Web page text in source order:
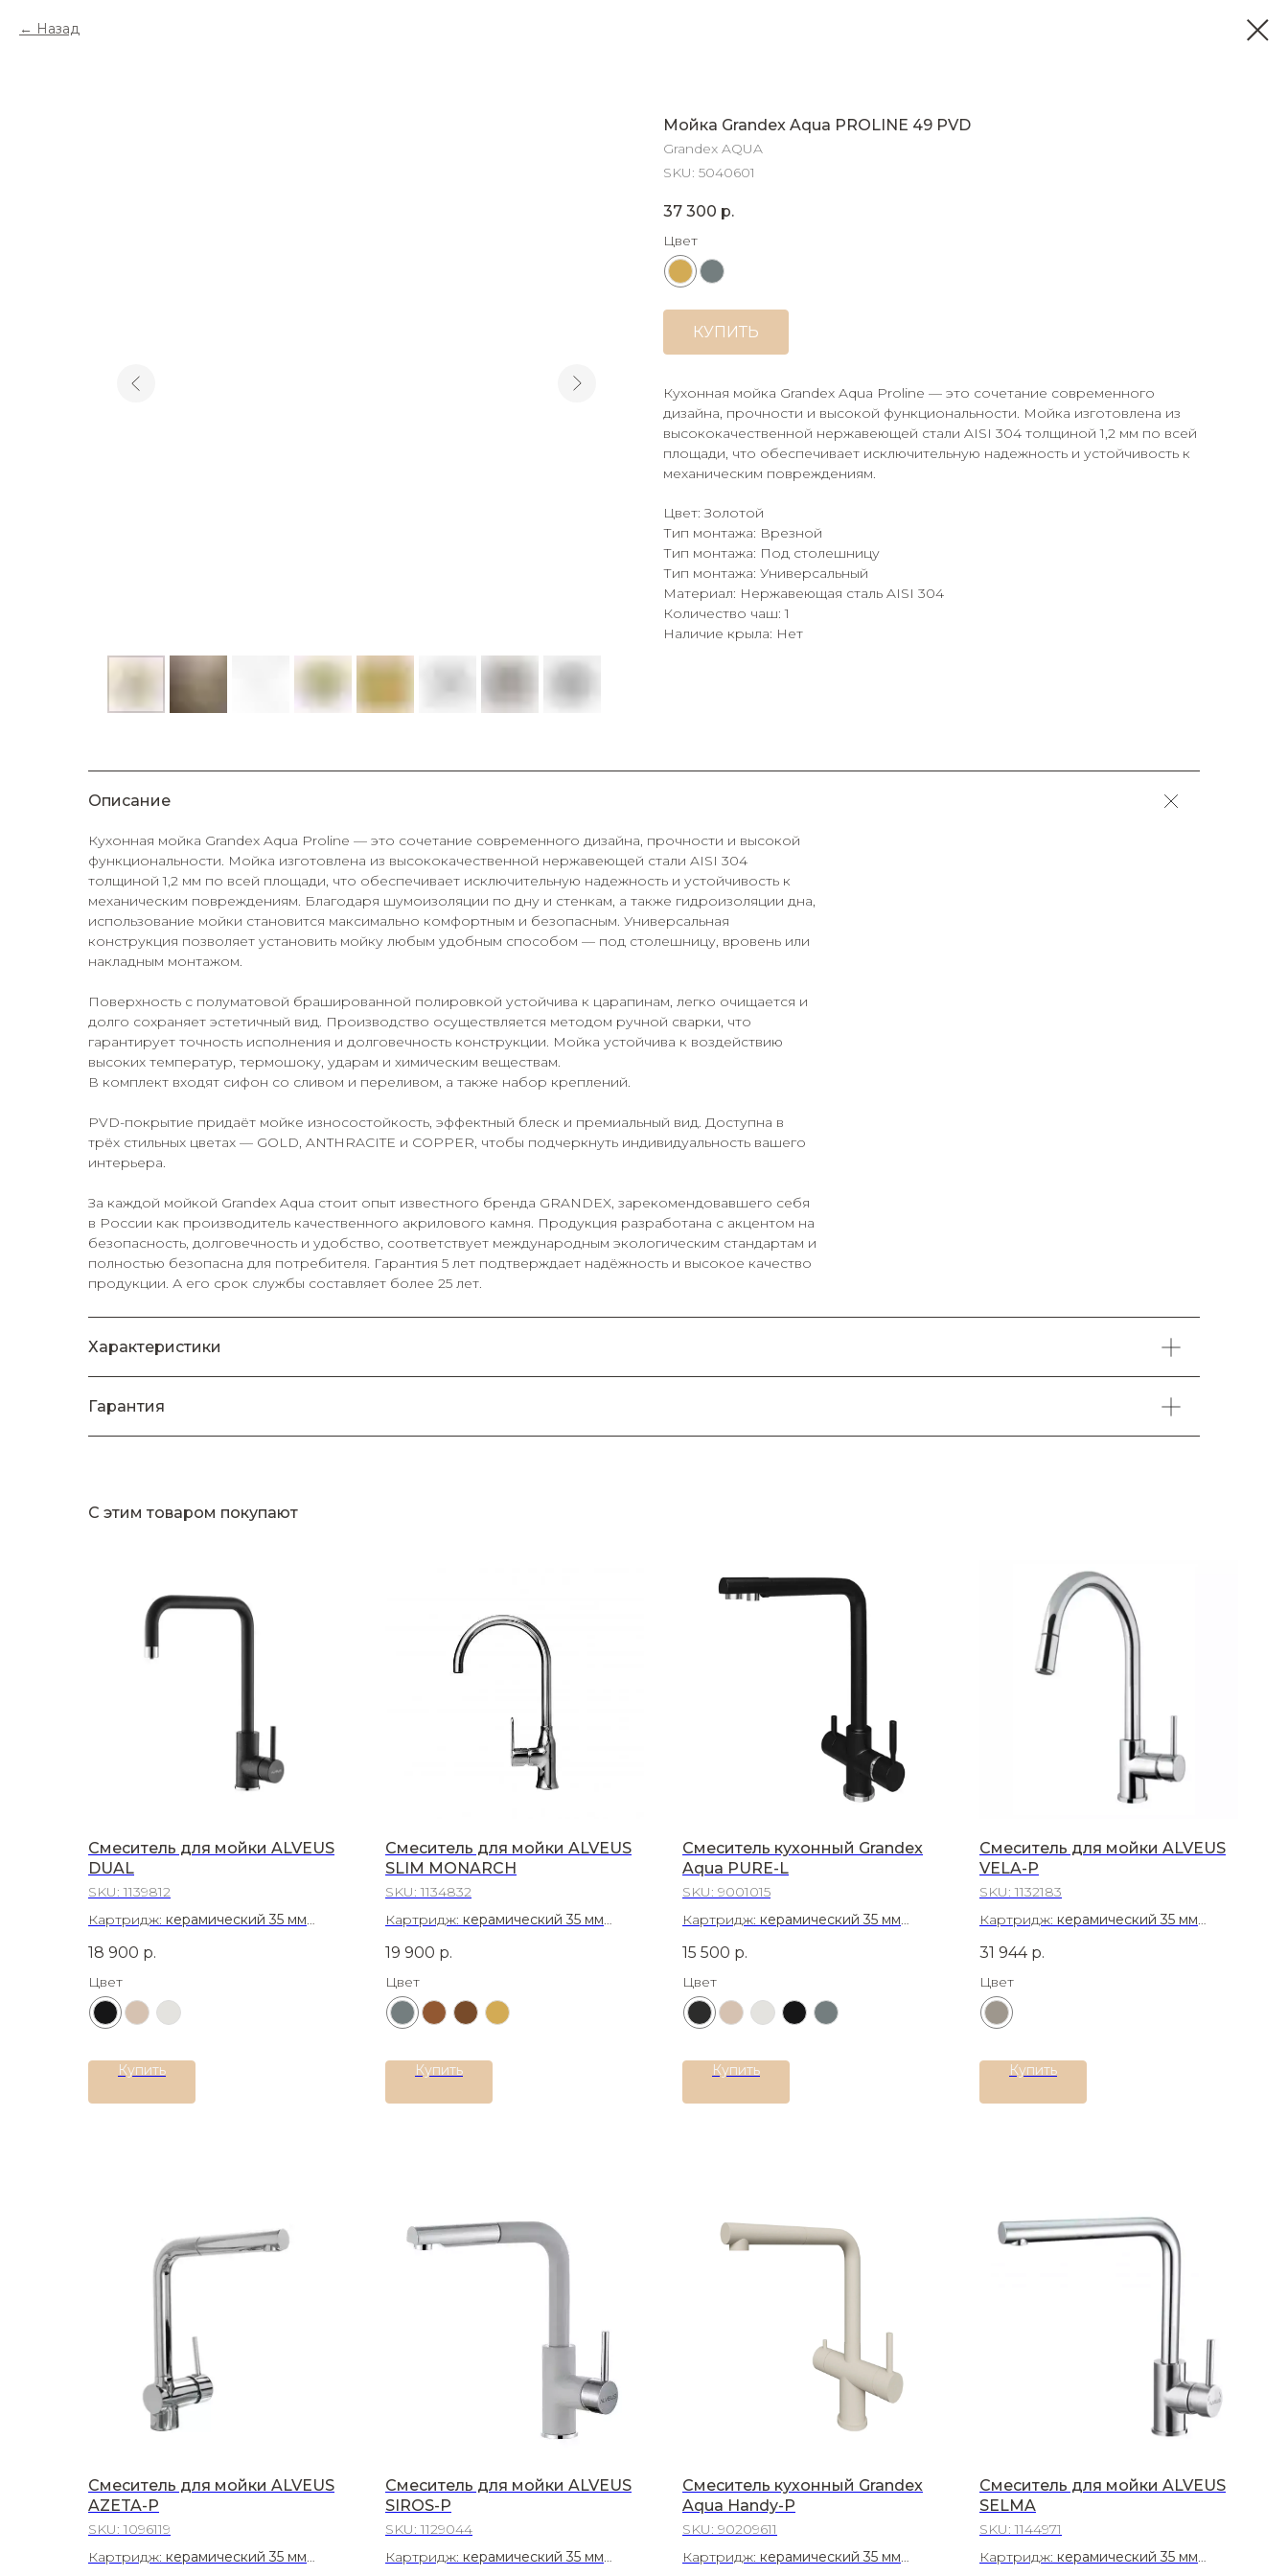
Назад
Мойка Grandex Aqua PROLINE 49 PVD
Grandex AQUA
SKU: 5040601
37 300 р.
Цвет
КУПИТЬ
Кухонная мойка Grandex Aqua Proline — это сочетание современного
дизайна, прочности и высокой функциональности. Мойка изготовлена из
высококачественной нержавеющей стали AISI 304 толщиной 1,2 мм по всей
площади, что обеспечивает исключительную надежность и устойчивость к
механическим повреждениям.
Цвет: Золотой
Тип монтажа: Врезной
Тип монтажа: Под столешницу
Тип монтажа: Универсальный
Материал: Нержавеющая сталь AISI 304
Количество чаш: 1
Наличие крыла: Нет
Описание
Кухонная мойка Grandex Aqua Proline — это сочетание современного дизайна, прочности и высокой
функциональности. Мойка изготовлена из высококачественной нержавеющей стали AISI 304
толщиной 1,2 мм по всей площади, что обеспечивает исключительную надежность и устойчивость к
механическим повреждениям. Благодаря шумоизоляции по дну и стенкам, а также гидроизоляции дна,
использование мойки становится максимально комфортным и безопасным. Универсальная
конструкция позволяет установить мойку любым удобным способом — под столешницу, вровень или
накладным монтажом.
Поверхность с полуматовой брашированной полировкой устойчива к царапинам, легко очищается и
долго сохраняет эстетичный вид. Производство осуществляется методом ручной сварки, что
гарантирует точность исполнения и долговечность конструкции. Мойка устойчива к воздействию
высоких температур, термошоку, ударам и химическим веществам.
В комплект входят сифон со сливом и переливом, а также набор креплений.
PVD-покрытие придаёт мойке износостойкость, эффектный блеск и премиальный вид. Доступна в
трёх стильных цветах — GOLD, ANTHRACITE и COPPER, чтобы подчеркнуть индивидуальность вашего
интерьера.
За каждой мойкой Grandex Aqua стоит опыт известного бренда GRANDEX, зарекомендовавшего себя
в России как производитель качественного акрилового камня. Продукция разработана с акцентом на
безопасность, долговечность и удобство, соответствует международным экологическим стандартам и
полностью безопасна для потребителя. Гарантия 5 лет подтверждает надёжность и высокое качество
продукции. А его срок службы составляет более 25 лет.
Характеристики
Гарантия
С этим товаром покупают
Смеситель для мойки ALVEUS
DUAL
SKU: 1139812
Картридж: керамический 35 мм
18 900 р.
Цвет
Купить
Смеситель для мойки ALVEUS
SLIM MONARCH
SKU: 1134832
Картридж: керамический 35 мм
19 900 р.
Цвет
Купить
Смеситель кухонный Grandex
Aqua PURE-L
SKU: 9001015
Картридж: керамический 35 мм
304
15 500 р.
Цвет
Купить
Смеситель для мойки ALVEUS
VELA-P
SKU: 1132183
Картридж: керамический 35 мм
31 944 р.
Цвет
Купить
Смеситель для мойки ALVEUS
AZETA-P
SKU: 1096119
Картридж: керамический 35 мм
Смеситель для мойки ALVEUS
SIROS-P
SKU: 1129044
Картридж: керамический 35 мм
Смеситель кухонный Grandex
Aqua Handy-P
SKU: 90209611
Картридж: керамический 35 мм
Смеситель для мойки ALVEUS
SELMA
SKU: 1144971
Картридж: керамический 35 мм